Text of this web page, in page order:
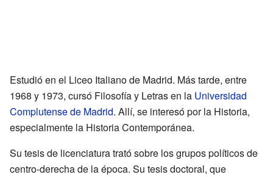
Estudió en el Liceo Italiano de Madrid. Más tarde, entre
1968 y 1973, cursó Filosofía y Letras en la Universidad
Complutense de Madrid. Allí, se interesó por la Historia,
especialmente la Historia Contemporánea.
Su tesis de licenciatura trató sobre los grupos políticos de
centro-derecha de la época. Su tesis doctoral, que